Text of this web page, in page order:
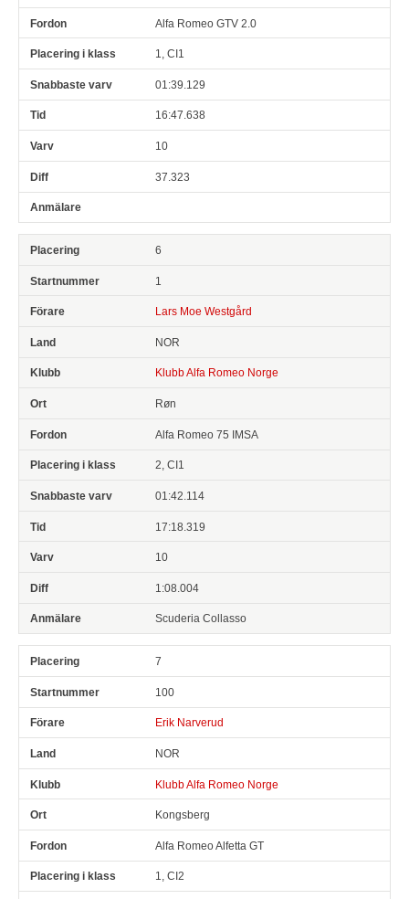
Alfa Romeo GTV 2.0
1, CI1
01:39.129
16:47.638
10
37.323
6
1
Lars Moe Westgård
NOR
Klubb Alfa Romeo Norge
Røn
Alfa Romeo 75 IMSA
2, CI1
01:42.114
17:18.319
10
1:08.004
Scuderia Collasso
7
100
Erik Narverud
NOR
Klubb Alfa Romeo Norge
Kongsberg
Alfa Romeo Alfetta GT
1, CI2